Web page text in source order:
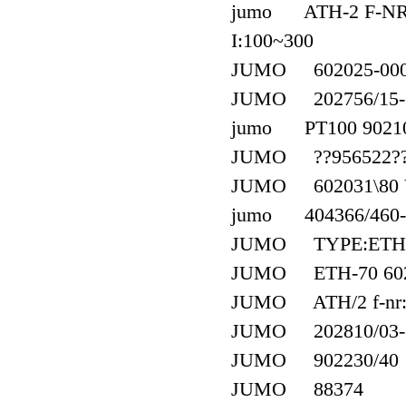
jumo ATH-2 F-
I:100~300
JUMO 602025-
JUMO 202756/15-
jumo PT100
JUMO
JUMO 602031\80
jumo 404366/460-
JUMO TYPE:ETH-
JUMO ETH-70
JUMO ATH/2 f-
JUMO 202810/03-
JUMO 902230/40
JUMO 88374